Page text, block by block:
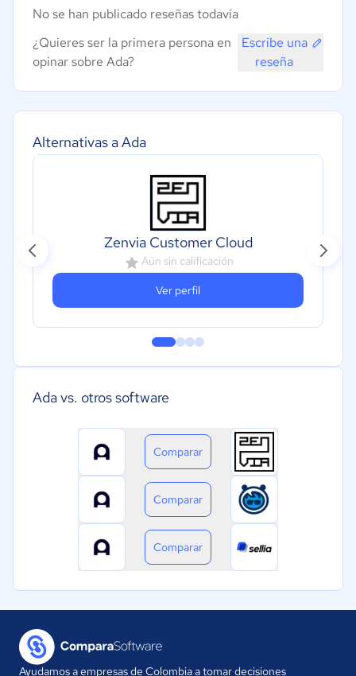
Alternativas a Ada
Zenvia Customer Cloud
Aún sin calificación
Ver perfil
Ada vs. otros software
Comparar
Comparar
Comparar
No se han publicado reseñas todavía
¿Quieres ser la primera persona en
opinar sobre Ada?
Escribe una
reseña
Ayudamos a empresas de Colombia a tomar decisiones